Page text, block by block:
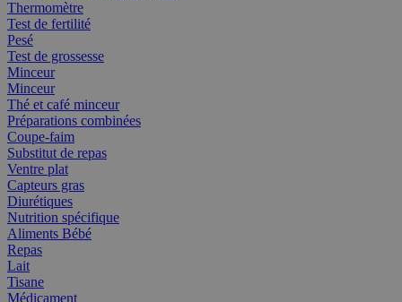
Thermomètre
Test de fertilité
Pesé
Test de grossesse
Minceur
Minceur
Thé et café minceur
Préparations combinées
Coupe-faim
Substitut de repas
Ventre plat
Capteurs gras
Diurétiques
Nutrition spécifique
Aliments Bébé
Repas
Lait
Tisane
Médicament